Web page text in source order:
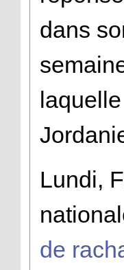
dans
Lundi,
de